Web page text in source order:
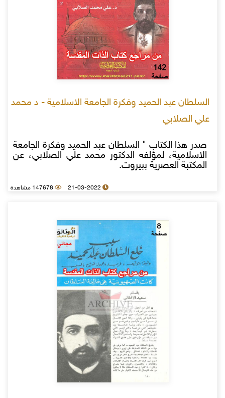
السلطان عبد الحميد وفكرة الجامعة الاسلامية - د محمد
علي الصلابي
صدر هذا الكتاب " السلطان عبد الحميد وفكرة الجامعة
الاسلامية، لمؤلفه الدكتور محمد علي الصلابي، عن
المكتبة العصرية ببيروت.
21-03-2022 147678 مشاهدة